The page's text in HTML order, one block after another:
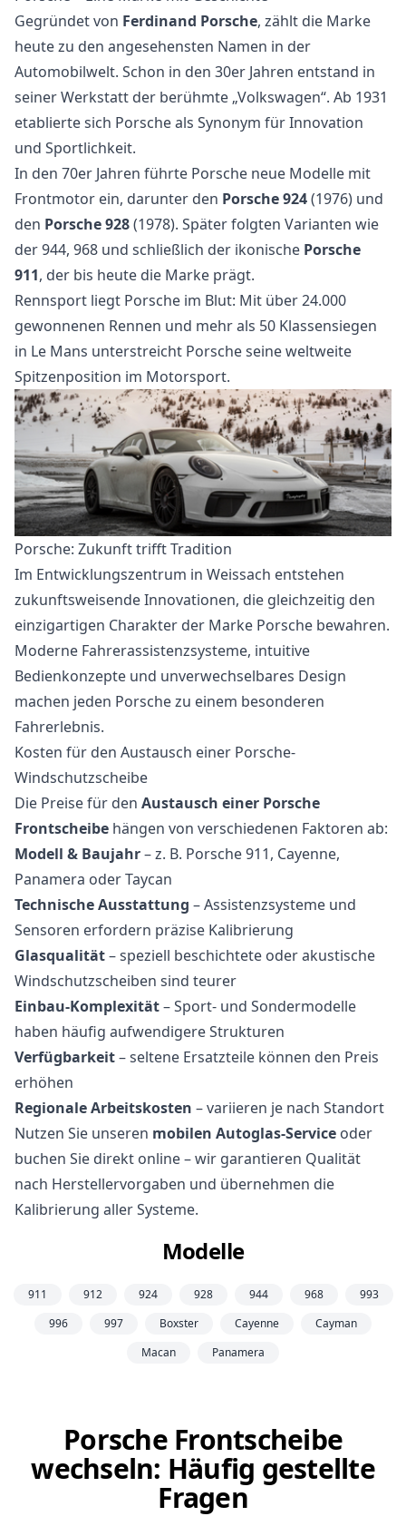
Gegründet von Ferdinand Porsche, zählt die Marke
heute zu den angesehensten Namen in der
Automobilwelt. Schon in den 30er Jahren entstand in
seiner Werkstatt der berühmte „Volkswagen“. Ab 1931
etablierte sich Porsche als Synonym für Innovation
und Sportlichkeit.
In den 70er Jahren führte Porsche neue Modelle mit
Frontmotor ein, darunter den Porsche 924(1976) und
den Porsche 928(1978). Später folgten Varianten wie
der 944, 968 und schließlich der ikonische Porsche
911, der bis heute die Marke prägt.
Rennsport liegt Porsche im Blut: Mit über 24.000
gewonnenen Rennen und mehr als 50 Klassensiegen
in Le Mans unterstreicht Porsche seine weltweite
Spitzenposition im Motorsport.
Porsche: Zukunft trifft Tradition
Im Entwicklungszentrum in Weissach entstehen
zukunftsweisende Innovationen, die gleichzeitig den
einzigartigen Charakter der Marke Porsche bewahren.
Moderne Fahrerassistenzsysteme, intuitive
Bedienkonzepte und unverwechselbares Design
machen jeden Porsche zu einem besonderen
Fahrerlebnis.
Kosten für den Austausch einer Porsche-
Windschutzscheibe
Die Preise für den Austausch einer Porsche
Frontscheibe hängen von verschiedenen Faktoren ab:
Modell & Baujahr– z. B. Porsche 911, Cayenne,
Panamera oder Taycan
Technische Ausstattung – Assistenzsysteme und
Sensoren erfordern präzise Kalibrierung
Glasqualität– speziell beschichtete oder akustische
Windschutzscheiben sind teurer
Einbau-Komplexität– Sport- und Sondermodelle
haben häufig aufwendigere Strukturen
Verfügbarkeit– seltene Ersatzteile können den Preis
erhöhen
Regionale Arbeitskosten – variieren je nach Standort
Nutzen Sie unseren mobilen Autoglas-Service oder
buchen Sie direkt online – wir garantieren Qualität
nach Herstellervorgaben und übernehmen die
Kalibrierung aller Systeme.
Modelle
911 912 924 928 944 968
993
996
997 Boxster Cayenne
Cayman
Macan
Panamera
Porsche Frontscheibe
wechseln: Häufig gestellte
Fragen